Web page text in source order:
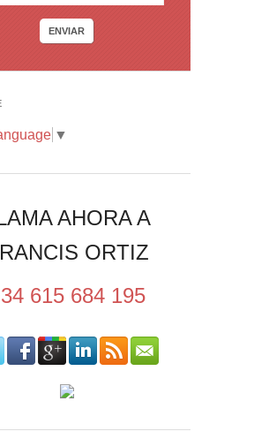
▼
AHORA A
ORTIZ
615 684 195